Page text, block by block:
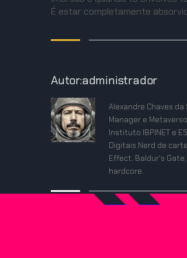
É estar completamente
Autor:administrador
Alexandre Chaves
Manager e
Instituto IBPINET e
Digitais.Nerd de
Effect, Baldur's
hardcore.